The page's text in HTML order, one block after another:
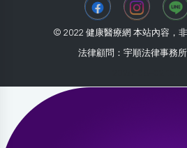
© 2022 健康醫療網 本站內容，
法律顧問：宇順法律事務